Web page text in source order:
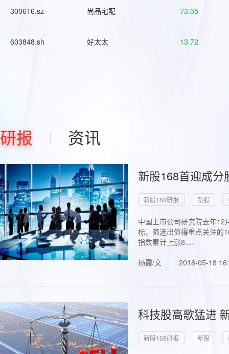
300616.sz 尚品宅配 73.05
603848.sh 好太太 13.72
研报 资讯
新股168首迎成
新股168研报 新股
中国上市公司研究院去年
标，筛选出值得重点关注的
指数累计上涨8....
杨霞/文
2018-05-18
科技股高歌猛进
新股168研报 新股